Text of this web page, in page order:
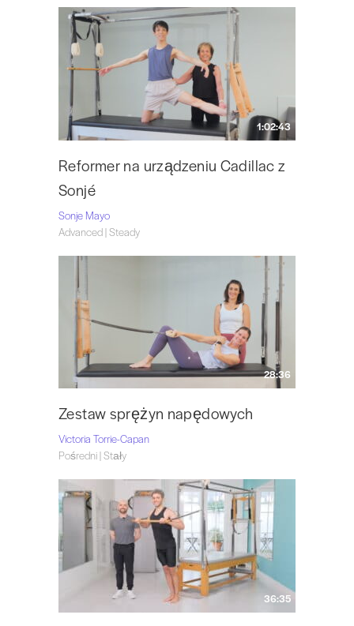
1:02:43
Reformer na urządzeniu Cadillac z
Sonjé
Sonje Mayo
Advanced | Steady
28:36
Zestaw sprężyn napędowych
Victoria Torrie-Capan
Pośredni | Stały
36:35